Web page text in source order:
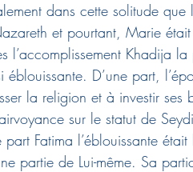
dans cette solitude que
et pourtant, Marie
l’accomplissement Khadija
D’une part,
la religion et à investir ses
sur le statut de
Fatima l’éblouissante
partie de Lui-même. Sa